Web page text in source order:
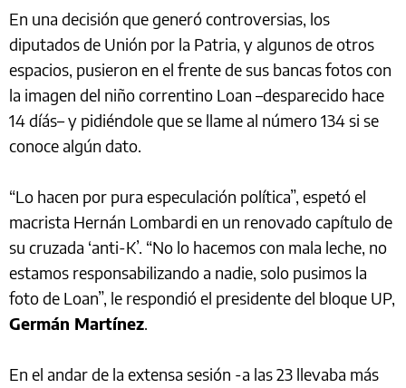
En una decisión que generó controversias, los
diputados de Unión por la Patria, y algunos de otros
espacios, pusieron en el frente de sus bancas fotos con
la imagen del niño correntino Loan –desparecido hace
14 díás– y pidiéndole que se llame al número 134 si se
conoce algún dato.
“Lo hacen por pura especulación política”, espetó el
macrista Hernán Lombardi en un renovado capítulo de
su cruzada ‘anti-K’. “No lo hacemos con mala leche, no
estamos responsabilizando a nadie, solo pusimos la
foto de Loan”, le respondió el presidente del bloque UP,
Germán Martínez.
En el andar de la extensa sesión -a las 23 llevaba más